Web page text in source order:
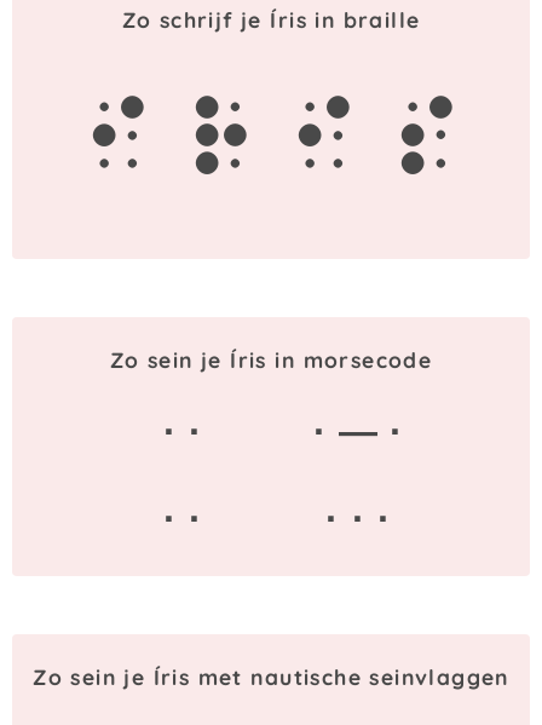
Zo schrijf je Íris in braille
i r i s
Zo sein je Íris in morsecode
· ·
· — ·
· ·
· · ·
Zo sein je Íris met nautische seinvlaggen